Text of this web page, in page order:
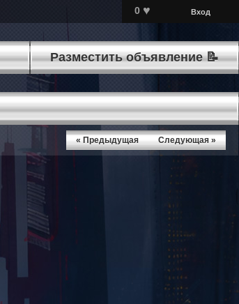
0 ♥ Вход
Разместить объявление 📝
« Предыдущая Следующая »